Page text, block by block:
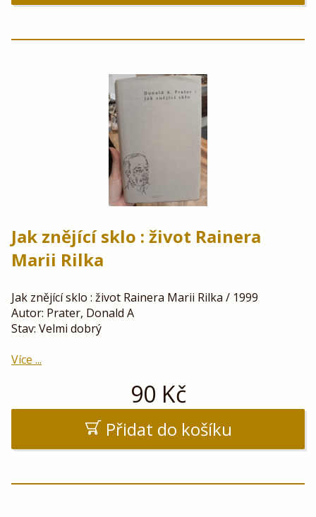
Jak znějící sklo : život Rainera
Marii Rilka
Jak znějící sklo : život Rainera Marii Rilka / 1999
Autor: Prater, Donald A
Stav: Velmi dobrý
Více ...
90 Kč
Přidat do košíku